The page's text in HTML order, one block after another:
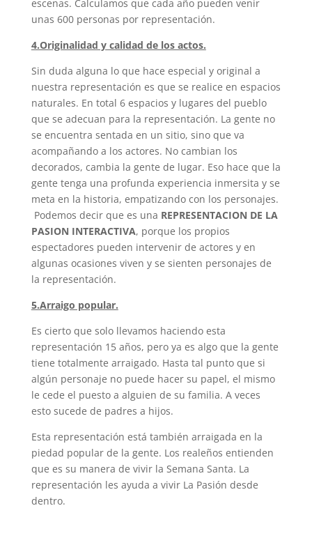
escenas. Calculamos que cada año pueden venir
unas 600 personas por representación.
4.Originalidad y calidad de los actos.
Sin duda alguna lo que hace especial y original a
nuestra representación es que se realice en espacios
naturales. En total 6 espacios y lugares del pueblo
que se adecuan para la representación. La gente no
se encuentra sentada en un sitio, sino que va
acompañando a los actores. No cambian los
decorados, cambia la gente de lugar. Eso hace que la
gente tenga una profunda experiencia inmersita y se
meta en la historia, empatizando con los personajes.
Podemos decir que es una REPRESENTACION DE LA
PASION INTERACTIVA, porque los propios
espectadores pueden intervenir de actores y en
algunas ocasiones viven y se sienten personajes de
la representación.
5.Arraigo popular.
Es cierto que solo llevamos haciendo esta
representación 15 años, pero ya es algo que la gente
tiene totalmente arraigado. Hasta tal punto que si
algún personaje no puede hacer su papel, el mismo
le cede el puesto a alguien de su familia. A veces
esto sucede de padres a hijos.
Esta representación está también arraigada en la
piedad popular de la gente. Los realeños entienden
que es su manera de vivir la Semana Santa. La
representación les ayuda a vivir La Pasión desde
dentro.